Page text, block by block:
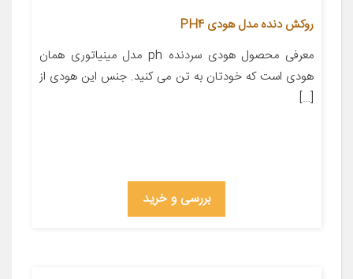
روکش دنده مدل هودی PH4
معرفی محصول هودی سردنده ph مدل مینیاتوری همان
هودی است که خودتان به تن می کنید. جنس این هودی از
[…]
بررسی و خرید